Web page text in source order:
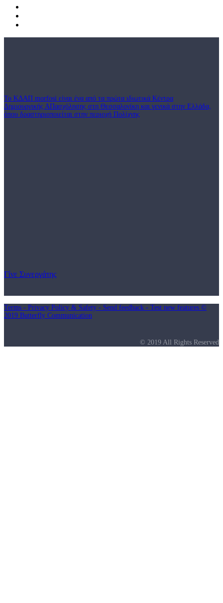
Το ΚΔΑΠ morfosi είναι ένα από τα πρώτα ιδιωτικά Κέντρα
Δημιουργικής ΑΠασχόλησης στη Θεσσαλονίκη και γενικά στην Ελλάδα,
όπου δραστηριοποιείται στην περιοχή Πολίχνης
Γίνε Συνεργάτης
Terms - Privacy Policy & Safety - Send feedback - Test new features ©
2019 Butterfly Communication
© 2019 All Rights Reserved